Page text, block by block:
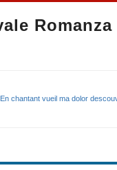
Romanza
En chantant vueil ma dolor